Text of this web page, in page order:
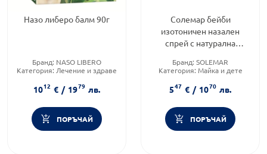
Назо либеро балм 90г
Бранд: NASO LIBERO
Категория: Лечение и здраве
1012 € / 1979 лв.
ПОРЪЧАЙ
Солемар бейби
изотоничен назален
спрей с натурална
Бранд: SOLEMAR
Категория: Майка и дете
547 € / 1070 лв.
ПОРЪЧАЙ